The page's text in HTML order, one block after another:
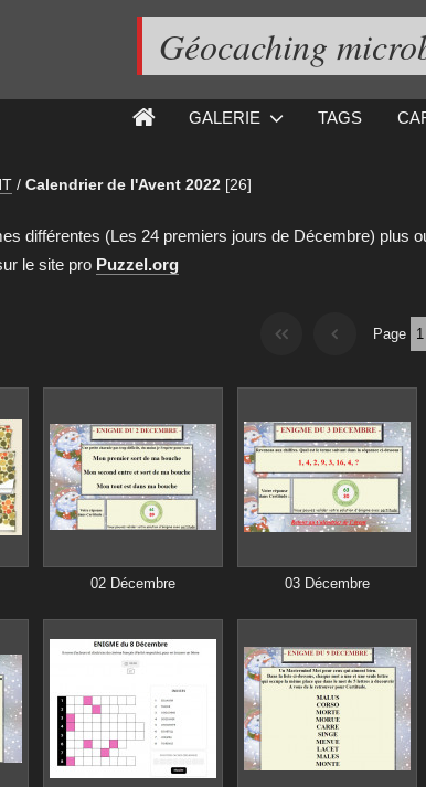
Géocaching
GALERIE TAGS
/ Calendrier de l'Avent 2022 [26]
différentes (Les 24 premiers jours de Décembre) plus
le site pro Puzzel.org
Page
02 Décembre 03 Décembre